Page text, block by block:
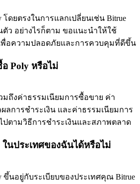
ดยตรงในการแลกเปลี่ยนเช่น Bitrue
ตัว อย่างไรก็ตาม ขอแนะนำให้ใช้
พื่อความปลอดภัยและการควบคุมที่ดีขึ้น
Poly หรือไม่
มถึงค่าธรรมเนียมการซื้อขาย ค่า
ลการชำระเงิน และค่าธรรมเนียมการ
ตามวิธีการชำระเงินและสภาพตลาด
นประเทศของฉันได้หรือไม่
ขึ้นอยู่กับระเบียบของประเทศคุณ Bitrue